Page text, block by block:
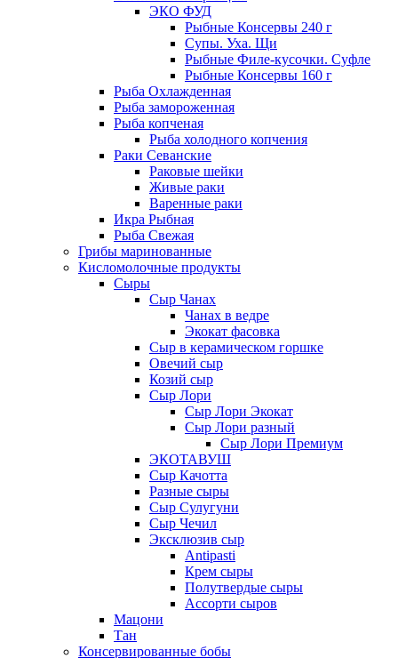
ЭКО ФУД
Рыбные Консервы 240 г
Супы. Уха. Щи
Рыбные Филе-кусочки. Суфле
Рыбные Консервы 160 г
Рыба Охлажденная
Рыба замороженная
Рыба копченая
Рыба холодного копчения
Раки Севанские
Раковые шейки
Живые раки
Варенные раки
Икра Рыбная
Рыба Свежая
Грибы маринованные
Кисломолочные продукты
Сыры
Сыр Чанах
Чанах в ведре
Экокат фасовка
Сыр в керамическом горшке
Овечий сыр
Козий сыр
Сыр Лори
Сыр Лори Экокат
Сыр Лори разный
Сыр Лори Премиум
ЭКОТАВУШ
Сыр Качотта
Разные сыры
Сыр Сулугуни
Сыр Чечил
Эксклюзив сыр
Antipasti
Крем сыры
Полутвердые сыры
Ассорти сыров
Мацони
Тан
Консервированные бобы